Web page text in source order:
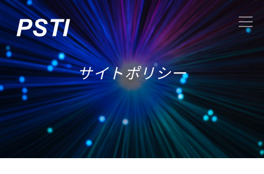
サイトポリシー